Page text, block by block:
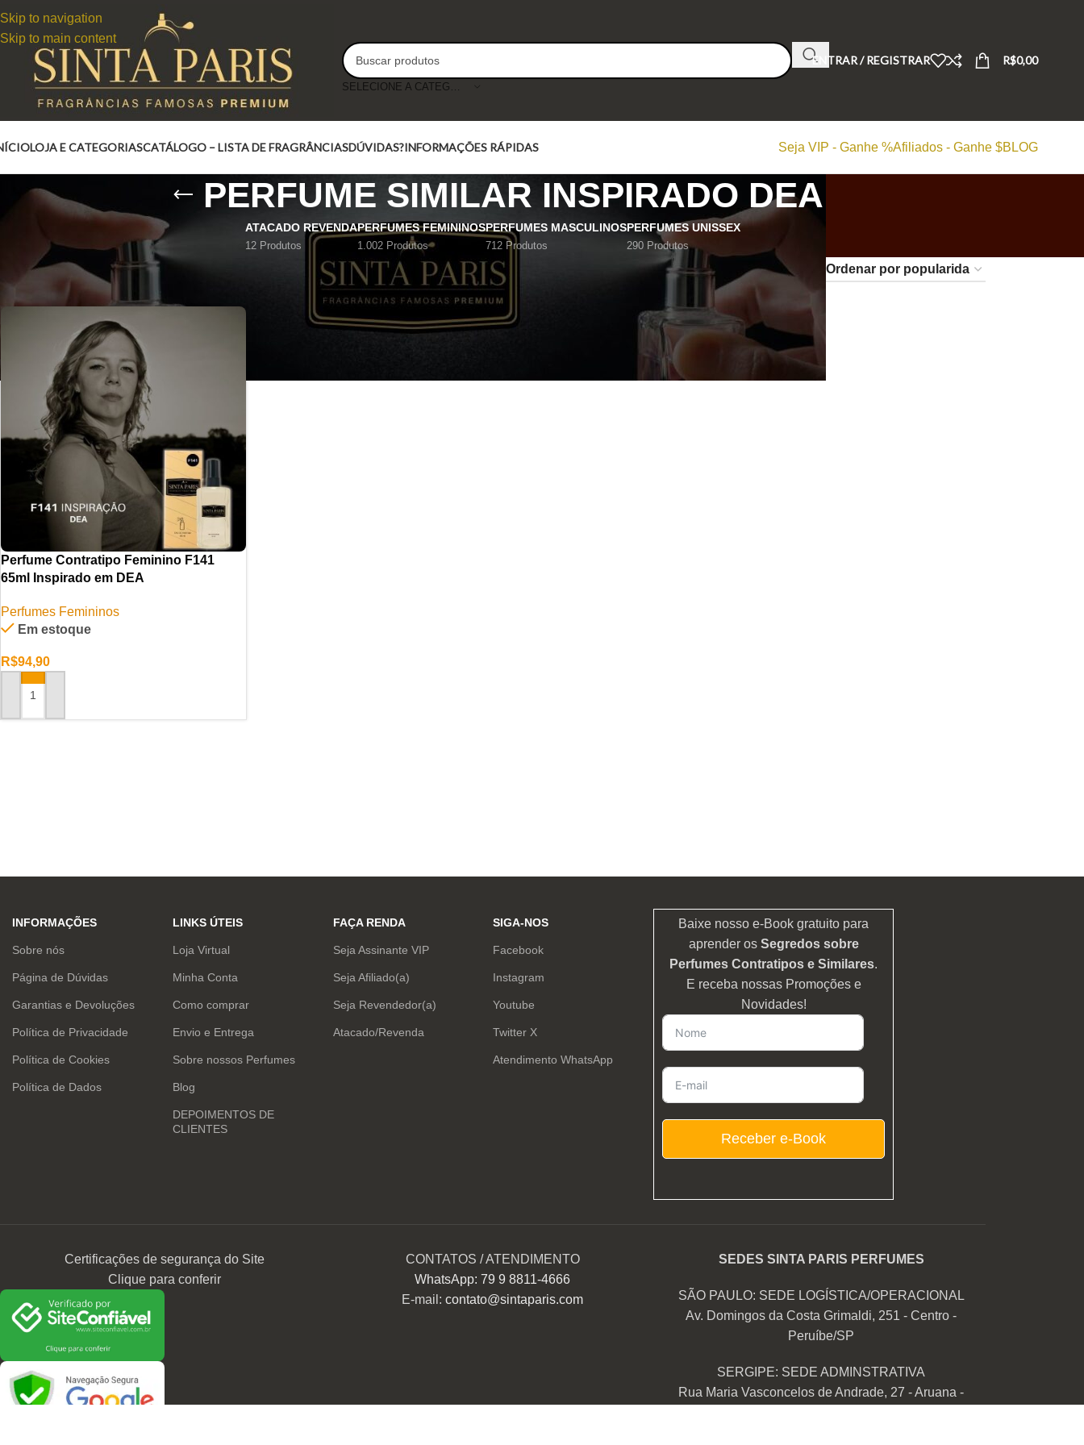
Skip to navigation
Skip to main content
SELECIONE A CATEGORIA
ENTRAR / REGISTRAR R$0,00
LOJA E CATEGORIASCATÁLOGO – LISTA DE FRAGRÂNCIASDÚVIDAS?INFORMAÇÕES RÁPIDAS Seja VIP - Ganhe %Afiliados - Ganhe $BLOG
PERFUME SIMILAR INSPIRADO DEA
ATACADO REVENDA
12 Produtos
PERFUMES FEMININOS
1.002 Produtos
PERFUMES MASCULINOS
712 Produtos
PERFUMES UNISSEX
290 Produtos
PERFUME DEA Mostrar 9 12 18 24
Perfume Contratipo Feminino F141
65ml Inspirado em DEA
Perfumes Femininos
Em estoque
R$94,90
ADICIONAR AO CARRINHO
INFORMAÇÕES
Sobre nós
Página de Dúvidas
Garantias e Devoluções
Política de Privacidade
Política de Cookies
Política de Dados
LINKS ÚTEIS
Loja Virtual
Minha Conta
Como comprar
Envio e Entrega
Sobre nossos Perfumes
Blog
DEPOIMENTOS DE
CLIENTES
FAÇA RENDA
Seja Assinante VIP
Seja Afiliado(a)
Seja Revendedor(a)
Atacado/Revenda
SIGA-NOS
Facebook
Instagram
Youtube
Twitter X
Atendimento WhatsApp
Baixe nosso e-Book gratuito para
aprender os Segredos sobre
Perfumes Contratipos e Similares.
E receba nossas Promoções e
Novidades!
Receber e-Book
Certificações de segurança do Site
Clique para conferir
CONTATOS / ATENDIMENTO
WhatsApp: 79 9 8811-4666
E-mail:contato@sintaparis.com
SEDES SINTA PARIS PERFUMES
SÃO PAULO: SEDE LOGÍSTICA/OPERACIONAL
Av. Domingos da Costa Grimaldi, 251 - Centro -
Peruíbe/SP
SERGIPE: SEDE ADMINSTRATIVA
Rua Maria Vasconcelos de Andrade, 27 - Aruana -